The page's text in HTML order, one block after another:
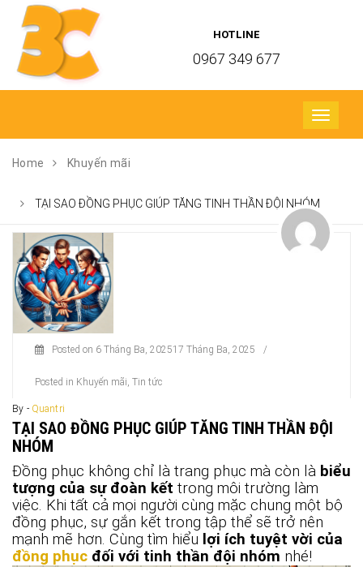
HOTLINE
0967 349 677
Toggle
Home Khuyến mãi
TẠI SAO ĐỒNG PHỤC GIÚP TĂNG TINH THẦN ĐỘI NHÓM
Posted on 6 Tháng Ba, 202517 Tháng Ba, 2025 /
Posted in Khuyến mãi, Tin tức
By - Quantri
TẠI SAO ĐỒNG PHỤC GIÚP TĂNG TINH THẦN ĐỘI
NHÓM
Đồng phục không chỉ là trang phục mà còn là biểu
tượng của sự đoàn kết trong môi trường làm
việc. Khi tất cả mọi người cùng mặc chung một bộ
đồng phục, sự gắn kết trong tập thể sẽ trở nên
mạnh mẽ hơn. Cùng tìm hiểu lợi ích tuyệt vời của
đồng phục đối với tinh thần đội nhóm nhé!